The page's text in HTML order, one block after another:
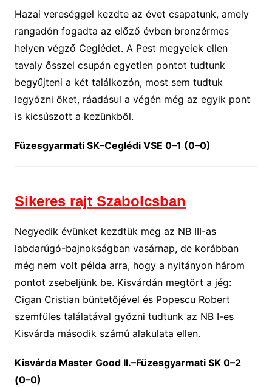
Hazai vereséggel kezdte az évet csapatunk, amely
rangadón fogadta az előző évben bronzérmes
helyen végző Ceglédet. A Pest megyeiek ellen
tavaly ősszel csupán egyetlen pontot tudtunk
begyűjteni a két találkozón, most sem tudtuk
legyőzni őket, ráadásul a végén még az egyik pont
is kicsúszott a kezünkből.
Füzesgyarmati SK–Ceglédi VSE 0–1 (0–0)
Sikeres rajt Szabolcsban
Negyedik évünket kezdtük meg az NB III-as
labdarúgó-bajnokságban vasárnap, de korábban
még nem volt példa arra, hogy a nyitányon három
pontot zsebeljünk be. Kisvárdán megtört a jég:
Cigan Cristian büntetőjével és Popescu Robert
szemfüles találatával győzni tudtunk az NB I-es
Kisvárda második számú alakulata ellen.
Kisvárda Master Good II.–Füzesgyarmati SK 0–2
(0–0)